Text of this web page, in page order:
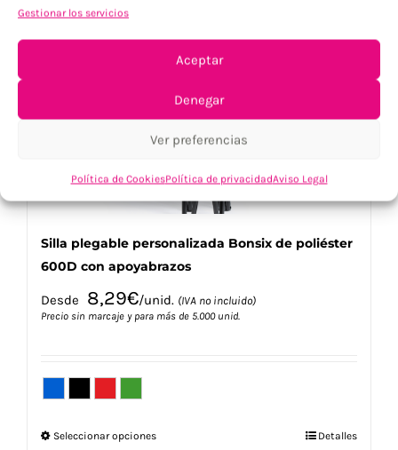
Gestionar los servicios
Aceptar
Denegar
Ver preferencias
Política de CookiesPolítica de privacidadAviso Legal
opciones
elegir
la
página
de
Silla plegable personalizada Bonsix de poliéster
600D con apoyabrazos
Desde 8,29€/unid. (IVA no incluido)
Precio sin marcaje y para más de 5.000 unid.
Seleccionar opcionesEste
Detalles